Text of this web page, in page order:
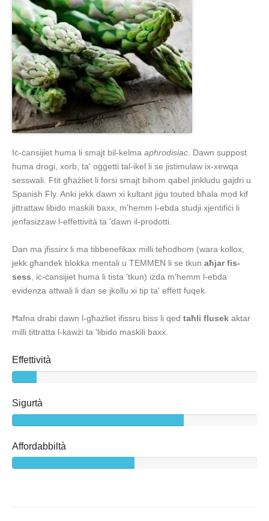
Iċ-ċansijiet huma li smajt bil-kelma aphrodisiac . Dawn suppost
huma drogi, xorb, ta' oġġetti tal-ikel li se jistimulaw ix-xewqa
sesswali. Ftit għażliet li forsi smajt bihom qabel jinkludu gajdri u
Spanish Fly. Anki jekk dawn xi kultant jiġu touted bħala mod kif
jittrattaw libido maskili baxx, m'hemm l-ebda studji xjentifiċi li
jenfasizzaw l-effettività ta 'dawn il-prodotti.
Dan ma jfissirx li ma tibbenefikax milli teħodhom (wara kollox,
jekk għandek blokka mentali u TEMMEN li se tkun aħjar fis-
sess , iċ-ċansijiet huma li tista 'tkun) iżda m'hemm l-ebda
evidenza attwali li dan se jkollu xi tip ta' effett fuqek.
Ħafna drabi dawn l-għażliet ifissru biss li qed taħli flusek aktar
milli tittratta l-kawżi ta 'libido maskili baxx.
Effettività
Sigurtà
Affordabbiltà